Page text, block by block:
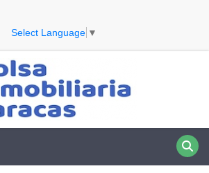
Select Language ▼